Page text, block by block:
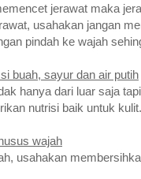
jerawat maka
usahakan jangan
pindah ke wajah
buah, sayur dan air putih
hanya dari luar saja
nutrisi baik untuk kulit.
wajah
usahakan